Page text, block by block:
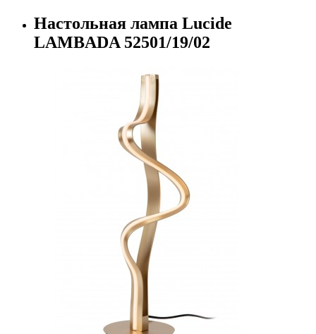
Настольная лампа Lucide
LAMBADA 52501/19/02